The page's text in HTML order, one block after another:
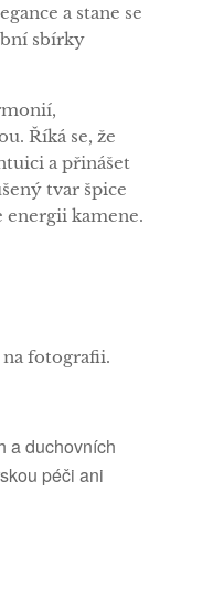
a stane se
sbírky
Říká se, že
a přinášet
tvar špice
kamene.
fotografii.
a duchovních
péči ani